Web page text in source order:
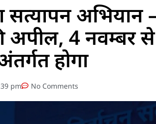
सत्यापन
अपील, 4 नवम्बर
होगा
pm No Comments